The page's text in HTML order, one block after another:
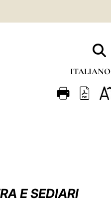
ITALIANO
FRANÇAIS
DEUTSCH
E SEDIARI